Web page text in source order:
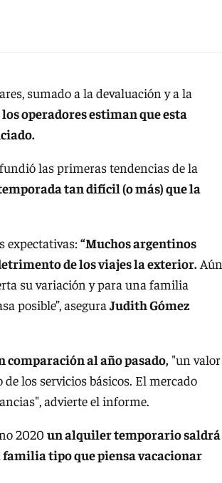
sumado a la devaluación y a la
los operadores estiman que esta
las primeras tendencias de la
tan difícil (o más) que la
expectativas:“Muchos argentinos
de los viajes la exterior. Aún
su variación y para una familia
posible”, asegura Judith Gómez
comparación al año pasado, "un valor
los servicios básicos. El mercado
advierte el informe.
2020 un alquiler temporario saldrá
familia tipo que piensa vacacionar